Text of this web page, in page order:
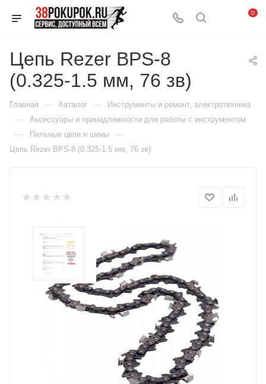
0
Цепь Rezer BPS-8
(0.325-1.5 мм, 76 зв)
Главная — Каталог — Инструменты и ремонт, электротехника
— Аксессуары и принадлежности для работы с инструментом
— Пильные цепи и шины —
Цепь Rezer BPS-8 (0.325-1.5 мм, 76 зв)